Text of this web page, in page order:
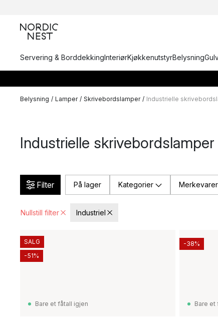
Servering & BorddekkingInteriørKjøkkenutstyrBelysning
Belysning / Lamper / Skrivebordslamper / Industrielle
Industrielle skrivebordslamper
Filter På lager Kategorier Merkevarer
Nullstill filter Industriel
Bare et fåtall igjen
SALG
-51%
Bare et
-38%